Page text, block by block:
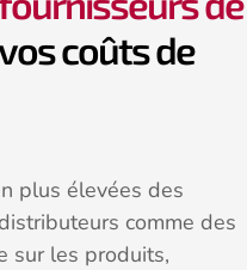
coûts de
plus élevées des
comme des
sur les produits,